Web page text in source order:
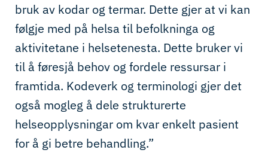
bruk av kodar og termar. Dette gjer at vi kan
følgje med på helsa til befolkninga og
aktivitetane i helsetenesta. Dette bruker vi
til å føresjå behov og fordele ressursar i
framtida. Kodeverk og terminologi gjer det
også mogleg å dele strukturerte
helseopplysningar om kvar enkelt pasient
for å gi betre behandling.”